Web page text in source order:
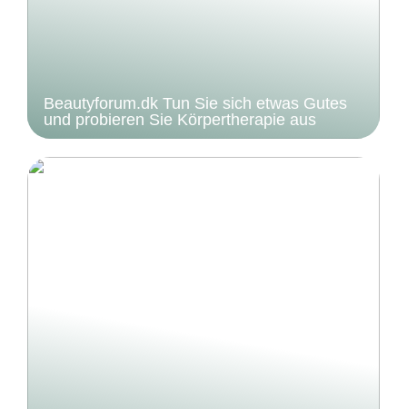
Beautyforum.dk Tun Sie sich etwas Gutes
und probieren Sie Körpertherapie aus